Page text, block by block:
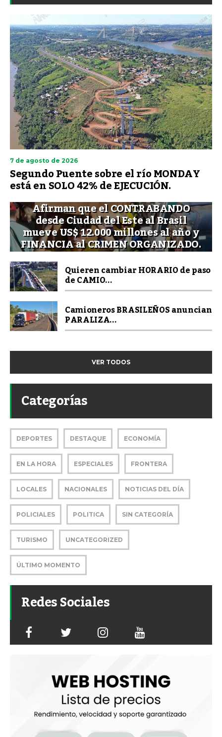
7 de agosto de 2026
Segundo Puente sobre el río MONDAY
está en SOLO 42% de EJECUCIÓN.
Afirman que el CONTRABANDO
desde Ciudad del Este al Brasil
mueve US$ 12.000 millones al año y
FINANCIA al CRIMEN ORGANIZADO.
Quieren cambiar HORARIO de paso
de CAMIO...
Camioneros BRASILEÑOS anuncian
PARALIZA...
VER TODOS
Categorías
DEPORTES DESTAQUE ECONOMÍA
EN LA HORA ESPECIALES FRONTERA
LOCALES NACIONALES NOTICIAS DEL DÍA
POLICIALES POLITICA SIN CATEGORÍA
TURISMO UNCATEGORIZED
ÚLTIMO MOMENTO
Redes Sociales